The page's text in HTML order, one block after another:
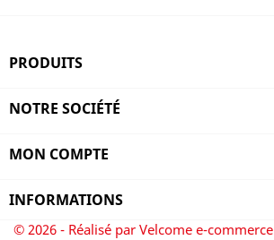
PRODUITS
NOTRE SOCIÉTÉ
MON COMPTE
INFORMATIONS
© 2026 - Réalisé par Velcome e-commerce